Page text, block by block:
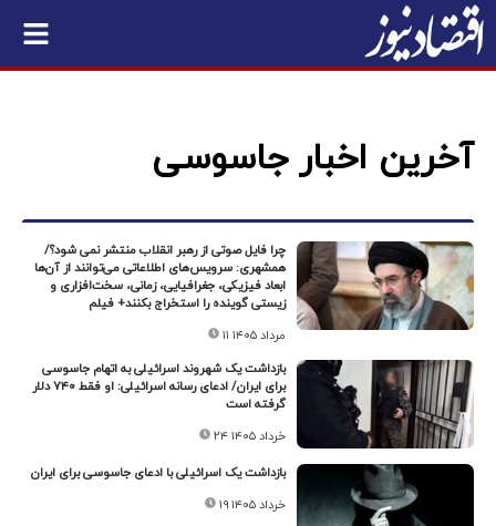
آخرین اخبار جاسوسی
چرا فایل صوتی از رهبر انقلاب منتشر نمی شود؟/
همشهری: سرویس‌های اطلاعاتی می‌توانند از آن‌ها
ابعاد فیزیکی، جغرافیایی، زمانی، سخت‌افزاری و
زیستی گوینده را استخراج بکنند+ فیلم
۱۱ مرداد ۱۴۰۵
بازداشت یک شهروند اسرائیلی به اتهام جاسوسی
برای ایران/ ادعای رسانه اسرائیلی: او فقط ۷۴۰ دلار
گرفته است
۲۴ خرداد ۱۴۰۵
بازداشت یک اسرائیلی با ادعای جاسوسی برای ایران
۱۹ خرداد ۱۴۰۵